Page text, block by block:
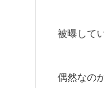
被曝して
偶然なの